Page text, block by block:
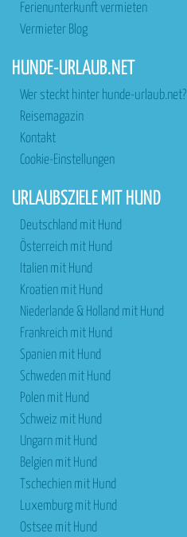
Ferienunterkunft vermieten
Vermieter Blog
HUNDE-URLAUB.NET
Wer steckt hinter hunde-urlaub.net?
Reisemagazin
Kontakt
Cookie-Einstellungen
URLAUBSZIELE MIT HUND
Deutschland mit Hund
Österreich mit Hund
Italien mit Hund
Kroatien mit Hund
Niederlande & Holland mit Hund
Frankreich mit Hund
Spanien mit Hund
Schweden mit Hund
Polen mit Hund
Schweiz mit Hund
Ungarn mit Hund
Belgien mit Hund
Tschechien mit Hund
Luxemburg mit Hund
Ostsee mit Hund